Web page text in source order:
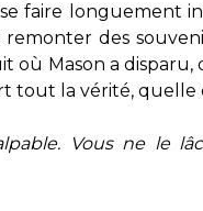
faire longuement
des
où Mason a
tout la vérité, quelle
Vous ne le